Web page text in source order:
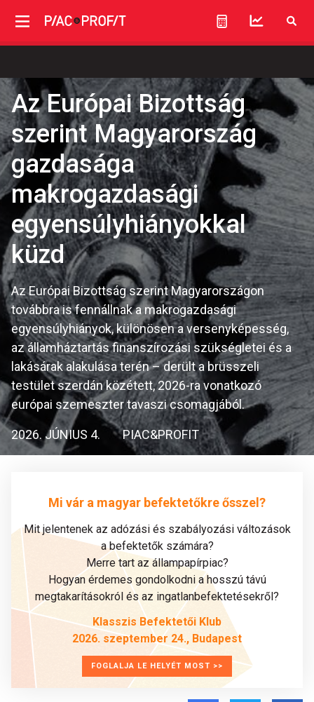
Az Európai Bizottság
szerint Magyarország
gazdasága
makrogazdasági
egyensúlyhiányokkal
küzd
Az Európai Bizottság szerint Magyarországon
továbbra is fennállnak a makrogazdasági
egyensúlyhiányok, különösen a versenyképesség,
az államháztartás finanszírozási szükségletei és a
lakásárak alakulása terén – derült a brüsszeli
testület szerdán közétett, 2026-ra vonatkozó
európai szemeszter tavaszi csomagjából.
2026. JÚNIUS 4. PIAC&PROFIT
Mi vár a magyar befektetőkre ősszel?
Mit jelentenek az adózási és szabályozási változások
a befektetők számára?
Merre tart az állampapírpiac?
Hogyan érdemes gondolkodni a hosszú távú
megtakarításokról és az ingatlanbefektetésekről?
Klasszis Befektetői Klub
2026. szeptember 24., Budapest
FOGLALJA LE HELYÉT MOST >>